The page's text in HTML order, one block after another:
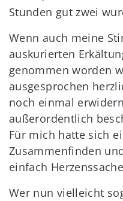
Stunden gut zwei
Wenn auch meine
auskurierten
genommen worden
ausgesprochen
noch einmal
außerordentlich
Für mich hatte sich
Zusammenfinden
einfach
Wer nun vielleicht